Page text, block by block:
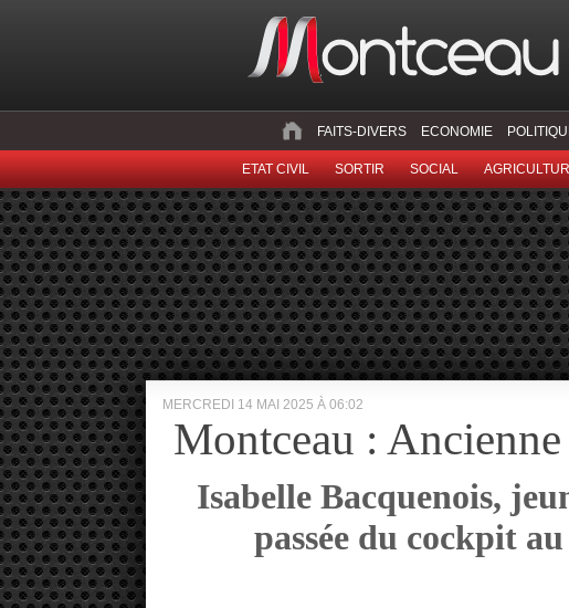
FAITS-DIVERS ECONOMIE
ETAT CIVIL SORTIR SOCIAL
MERCREDI 14 MAI 2025 À 06:02
Montceau :
Isabelle Bacquenois,
passée du cockpit